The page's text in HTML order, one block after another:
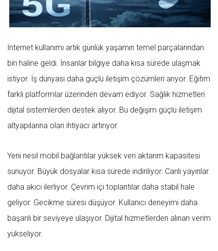
İnternet kullanımı artık günlük yaşamın temel parçalarından
biri haline geldi. İnsanlar bilgiye daha kısa sürede ulaşmak
istiyor. İş dünyası daha güçlü iletişim çözümleri arıyor. Eğitim
farklı platformlar üzerinden devam ediyor. Sağlık hizmetleri
dijital sistemlerden destek alıyor. Bu değişim güçlü iletişim
altyapılarına olan ihtiyacı artırıyor.
Yeni nesil mobil bağlantılar yüksek veri aktarım kapasitesi
sunuyor. Büyük dosyalar kısa sürede indiriliyor. Canlı yayınlar
daha akıcı ilerliyor. Çevrim içi toplantılar daha stabil hale
geliyor. Gecikme süresi düşüyor. Kullanıcı deneyimi daha
başarılı bir seviyeye ulaşıyor. Dijital hizmetlerden alınan verim
yükseliyor.